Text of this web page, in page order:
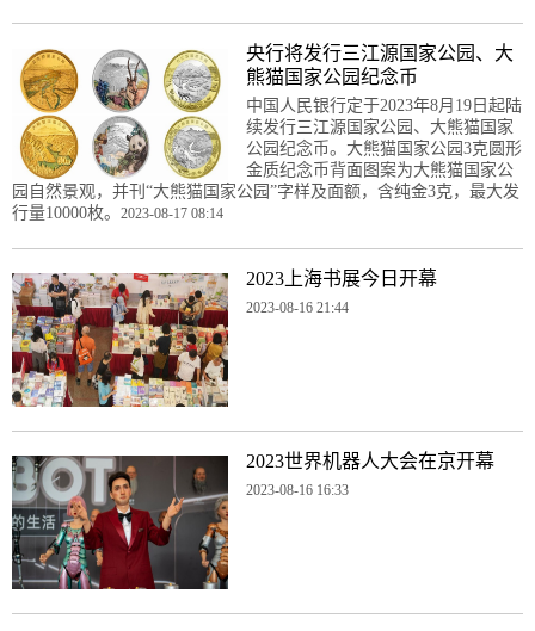
央行将发行三江源国家公园、大
熊猫国家公园纪念币
中国人民银行定于2023年8月19日起陆
续发行三江源国家公园、大熊猫国家
公园纪念币。大熊猫国家公园3克圆形
金质纪念币背面图案为大熊猫国家公
园自然景观，并刊“大熊猫国家公园”字样及面额，含纯金3克，最大发
行量10000枚。 2023-08-17 08:14
2023上海书展今日开幕
2023-08-16 21:44
2023世界机器人大会在京开幕
2023-08-16 16:33